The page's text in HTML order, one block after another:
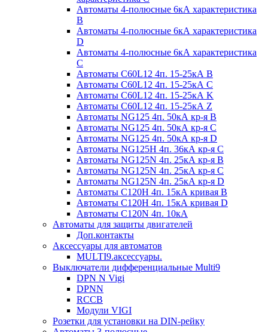
Автоматы 4-полюсные 6кА характеристика
B
Автоматы 4-полюсные 6кА характеристика
D
Автоматы 4-полюсные 6кА характеристика
С
Автоматы C60L12 4п. 15-25кА B
Автоматы C60L12 4п. 15-25кА C
Автоматы C60L12 4п. 15-25кА K
Автоматы C60L12 4п. 15-25кА Z
Автоматы NG125 4п. 50кА кр-я B
Автоматы NG125 4п. 50кА кр-я C
Автоматы NG125 4п. 50кА кр-я D
Автоматы NG125H 4п. 36кА кр-я C
Автоматы NG125N 4п. 25кА кр-я B
Автоматы NG125N 4п. 25кА кр-я C
Автоматы NG125N 4п. 25кА кр-я D
Автоматы С120H 4п. 15кА кривая B
Автоматы С120H 4п. 15кА кривая D
Автоматы С120N 4п. 10кА
Автоматы для защиты двигателей
Доп.контакты
Аксессуары для автоматов
MULTI9.аксессуары.
Выключатели дифференциальные Multi9
DPN N Vigi
DPNN
RCCB
Модули VIGI
Розетки для установки на DIN-рейку